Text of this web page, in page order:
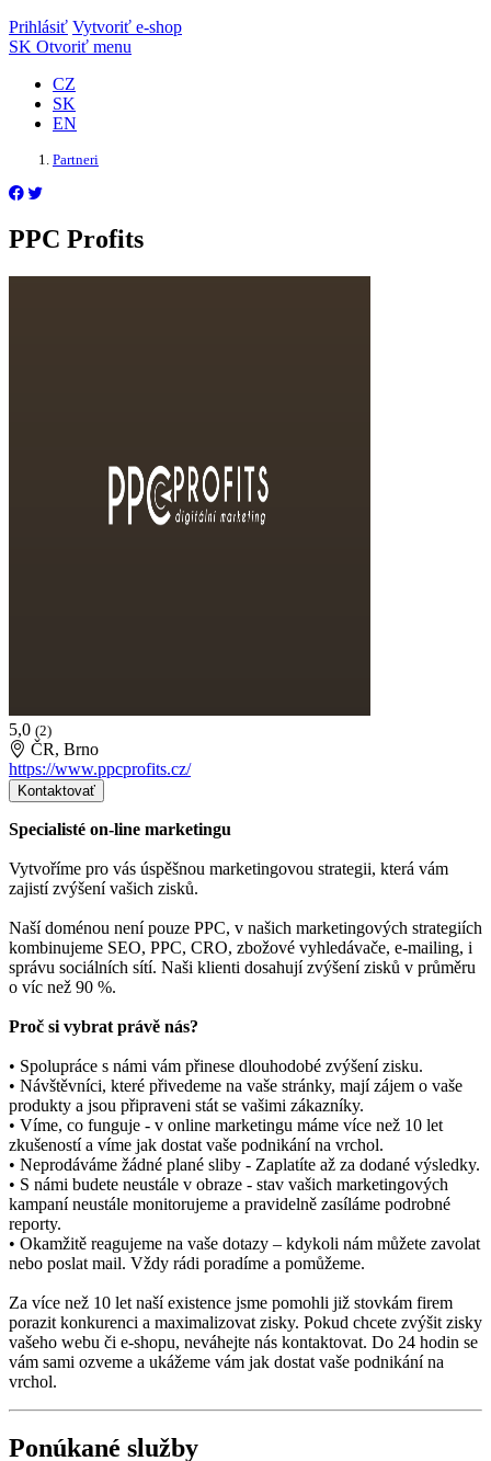
Prihlásiť Vytvoriť e-shop
SK Otvoriť menu
CZ
SK
EN
Partneri
PPC Profits
5,0 (2)
ČR, Brno
https://www.ppcprofits.cz/
Kontaktovať
Specialisté on-line marketingu
Vytvoříme pro vás úspěšnou marketingovou strategii, která vám
zajistí zvýšení vašich zisků.
Naší doménou není pouze PPC, v našich marketingových strategiích
kombinujeme SEO, PPC, CRO, zbožové vyhledávače, e-mailing, i
správu sociálních sítí. Naši klienti dosahují zvýšení zisků v průměru
o víc než 90 %.
Proč si vybrat právě nás?
• Spolupráce s námi vám přinese dlouhodobé zvýšení zisku.
• Návštěvníci, které přivedeme na vaše stránky, mají zájem o vaše
produkty a jsou připraveni stát se vašimi zákazníky.
• Víme, co funguje - v online marketingu máme více než 10 let
zkušeností a víme jak dostat vaše podnikání na vrchol.
• Neprodáváme žádné plané sliby - Zaplatíte až za dodané výsledky.
• S námi budete neustále v obraze - stav vašich marketingových
kampaní neustále monitorujeme a pravidelně zasíláme podrobné
reporty.
• Okamžitě reagujeme na vaše dotazy – kdykoli nám můžete zavolat
nebo poslat mail. Vždy rádi poradíme a pomůžeme.
Za více než 10 let naší existence jsme pomohli již stovkám firem
porazit konkurenci a maximalizovat zisky. Pokud chcete zvýšit zisky
vašeho webu či e-shopu, neváhejte nás kontaktovat. Do 24 hodin se
vám sami ozveme a ukážeme vám jak dostat vaše podnikání na
vrchol.
Ponúkané služby